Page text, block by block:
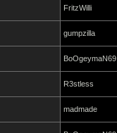
FritzWilli
gumpzilla
BoOgeymaN69
R3stless
madmade